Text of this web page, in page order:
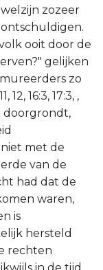
zozeer
ooit door de
gelijken
zo
16:3, 17:3, ,
doorgrondt,
met de
van de
had dat de
waren,
is
hersteld
rechten